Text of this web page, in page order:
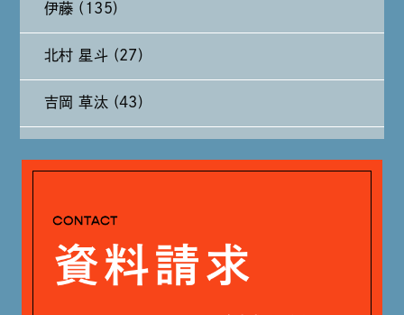
2024年8月 (11)
2024年7月 (11)
2024年6月 (12)
伊藤 (135)
北村 星斗 (27)
吉岡 草汰 (43)
戸田 好紀 (81)
木村 珠梨音 (101)